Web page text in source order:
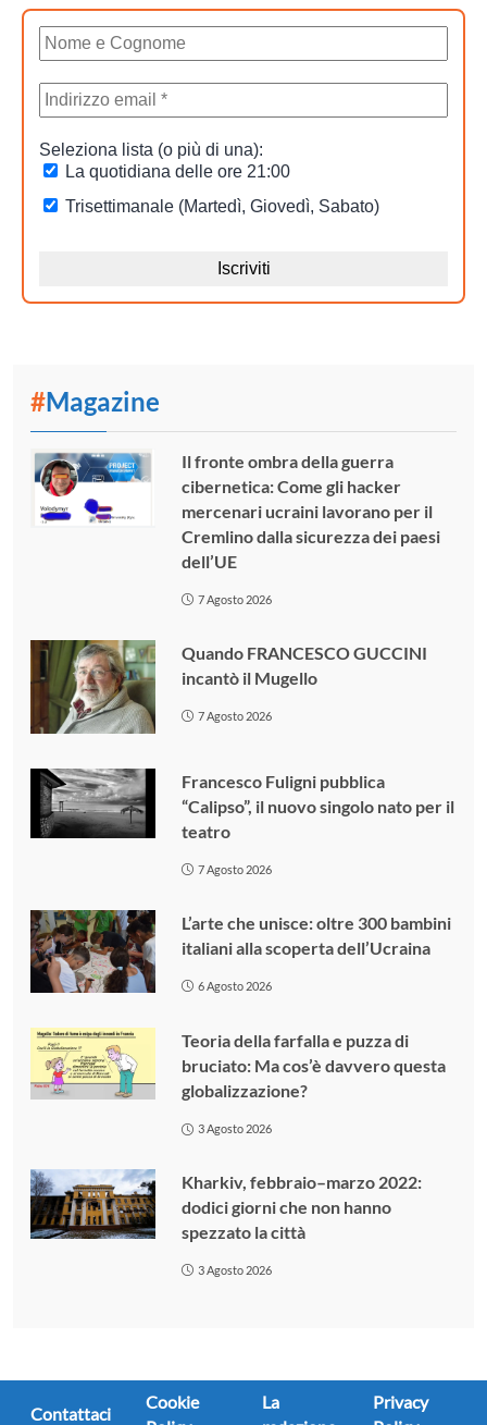
#Magazine
Il fronte ombra della guerra
cibernetica: Come gli hacker
mercenari ucraini lavorano per il
Cremlino dalla sicurezza dei paesi
dell’UE
7 Agosto 2026
Quando FRANCESCO GUCCINI
incantò il Mugello
7 Agosto 2026
Francesco Fuligni pubblica
“Calipso”, il nuovo singolo nato per il
teatro
7 Agosto 2026
L’arte che unisce: oltre 300 bambini
italiani alla scoperta dell’Ucraina
6 Agosto 2026
Teoria della farfalla e puzza di
bruciato: Ma cos’è davvero questa
globalizzazione?
3 Agosto 2026
Kharkiv, febbraio–marzo 2022:
dodici giorni che non hanno
spezzato la città
3 Agosto 2026
Contattaci
Cookie
La
Privacy